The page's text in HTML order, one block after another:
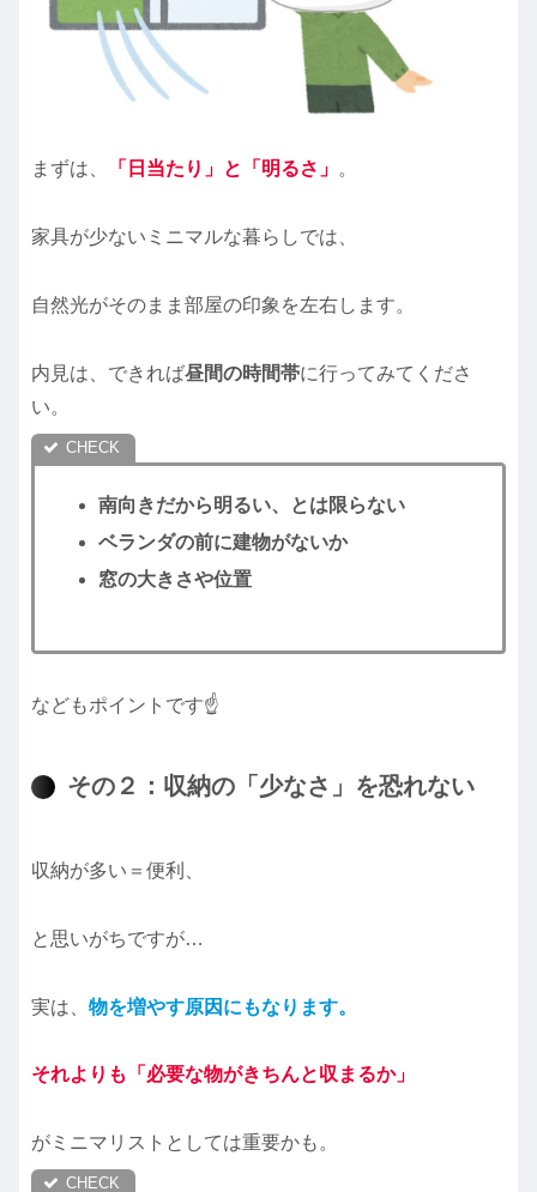
まずは、 「日当たり」と「明るさ」 。
家具が少ないミニマルな暮らしでは、
自然光がそのまま部屋の印象を左右します。
内見は、できれば昼間の時間帯に行ってみてくださ
い。
南向きだから明るい、とは限らない
ベランダの前に建物がないか
窓の大きさや位置
などもポイントです☝️
その２：収納の「少なさ」を恐れない
収納が多い＝便利、
と思いがちですが…
実は、 物を増やす原因にもなります。
それよりも「必要な物がきちんと収まるか」
がミニマリストとしては重要かも。